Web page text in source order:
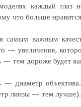
каждый глаз
что больше
самым важным
— увеличение,
— тем дороже будет
диаметр
линзы — тем лучше).